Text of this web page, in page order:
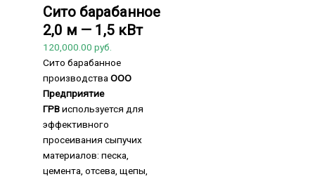
Сито барабанное
2,0 м — 1,5 кВт
120,000.00 руб.
Сито барабанное
производстваООО
Предприятие
ГРВиспользуется для
эффективного
просеивания сыпучих
материалов: песка,
цемента, отсева, щепы,